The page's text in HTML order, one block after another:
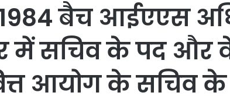
बैच आईएएस
में सचिव के पद और
आयोग के सचिव